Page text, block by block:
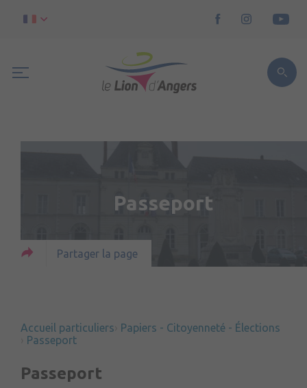
Passeport
Partager la page
Accueil particuliers
Papiers - Citoyenneté - Élections
Passeport
Passeport